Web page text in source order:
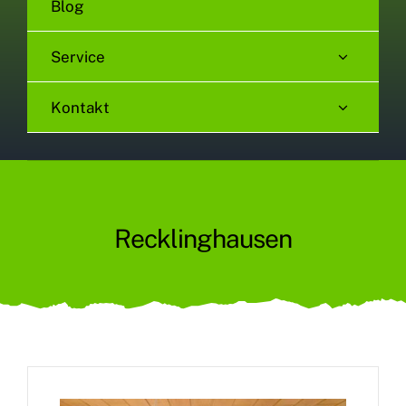
Blog
Service
Kontakt
Recklinghausen